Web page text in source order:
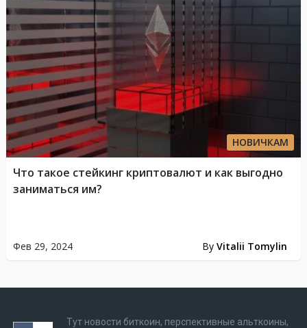
НОВИЧКАМ
Фев 29, 2024 By Vitalii Tomylin
Что такое стейкинг криптовалют и как выгодно
заниматься им?
Тут новости биткоин, перспективные альткоины,